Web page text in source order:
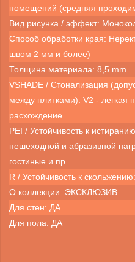
помещений (средняя
Вид рисунка / эффект:
Способ обработки края:
швом 2 мм и более)
Толщина материала: 8,5 mm
VSHADE / Стонализация
между плитками): V2 - легкая
расхождение
PEI / Устойчивость к
пешеходной и абразивной
гостиные и пр.
R / Устойчивость к
О коллекции: ЭКСКЛЮЗИВ
Для стен: ДА
Для пола: ДА